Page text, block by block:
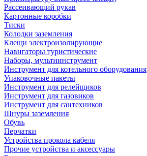
Рассеивающий рукав
Картонные коробки
Тиски
Колодки заземления
Клещи электроизолирующие
Навигаторы туристические
Наборы, мультиинструмент
Инструмент для котельного оборудования
Упаковочные пакеты
Инструмент для релейщиков
Инструмент для газовиков
Инструмент для сантехников
Шнуры заземления
Обувь
Перчатки
Устройства прокола кабеля
Прочие устройства и аксессуары